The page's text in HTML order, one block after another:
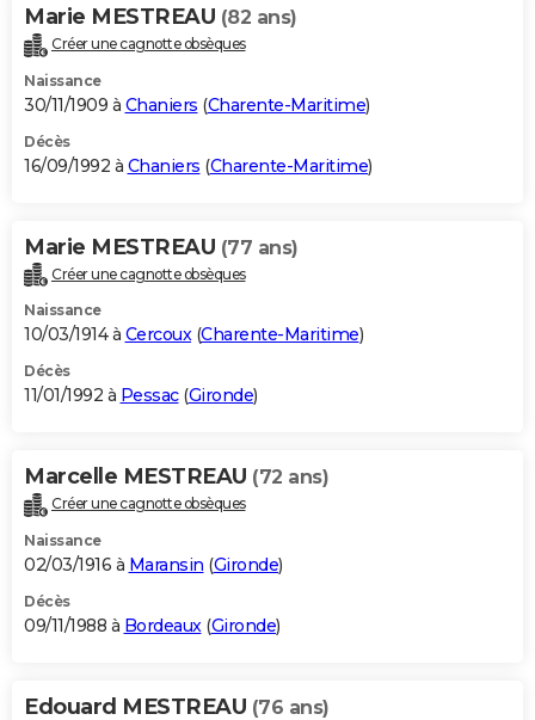
Marie MESTREAU (82 ans)
Créer une cagnotte obsèques
Naissance
30/11/1909 à Chaniers (Charente-Maritime)
Décès
16/09/1992 à Chaniers (Charente-Maritime)
Marie MESTREAU (77 ans)
Créer une cagnotte obsèques
Naissance
10/03/1914 à Cercoux(Charente-Maritime)
Décès
11/01/1992 à Pessac(Gironde)
Marcelle MESTREAU (72 ans)
Créer une cagnotte obsèques
Naissance
02/03/1916 à Maransin (Gironde)
Décès
09/11/1988 à Bordeaux(Gironde)
Edouard MESTREAU (76 ans)